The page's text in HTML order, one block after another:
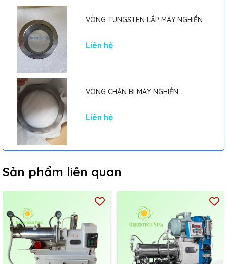
Thông tin trên chỉ mang tính chất tham khảo. Vui lòng liên hệ
trực tiếp với nhà cung cấp để được tư vấn chi tiết về sản phẩm
và giá cả.
Ngoài ra,Máy nghiền bi LTD30BA - Phiên bản cải tiến 30
còn có những ưu điểm khác:
Hệ thống điều khiển hiện đại, dễ dàng thao tác và điều chỉnh.
Độ ồn thấp, đảm bảo môi trường làm việc an toàn và thoải
mái.
Dịch vụ bảo trì, bảo dưỡng định kỳ chuyên nghiệp, đảm bảo
máy luôn hoạt động hiệu quả và bền bỉ.
Với những ưu điểm vượt trội,
bản cải tiến 30 lít
VÒNG TUNGSTEN LẮP MÁY NGHIỀN
Liên hệ
VÒNG CHẶN BI MÁY NGHIỀN
Liên hệ
Sản phẩm liên quan